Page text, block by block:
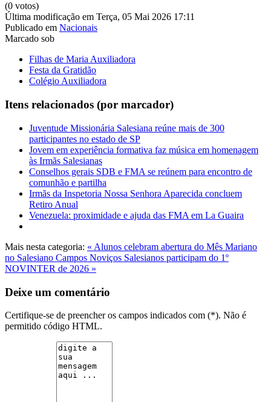
(0 votos)
Última modificação em Terça, 05 Mai 2026 17:11
Publicado em Nacionais
Marcado sob
Filhas de Maria Auxiliadora
Festa da Gratidão
Colégio Auxiliadora
Itens relacionados (por marcador)
Juventude Missionária Salesiana reúne mais de 300
participantes no estado de SP
Jovem em experiência formativa faz música em homenagem
às Irmãs Salesianas
Conselhos gerais SDB e FMA se reúnem para encontro de
comunhão e partilha
Irmãs da Inspetoria Nossa Senhora Aparecida concluem
Retiro Anual
Venezuela: proximidade e ajuda das FMA em La Guaira
Mais nesta categoria: « Alunos celebram abertura do Mês Mariano
no Salesiano Campos Noviços Salesianos participam do 1º
NOVINTER de 2026 »
Deixe um comentário
Certifique-se de preencher os campos indicados com (*). Não é
permitido código HTML.